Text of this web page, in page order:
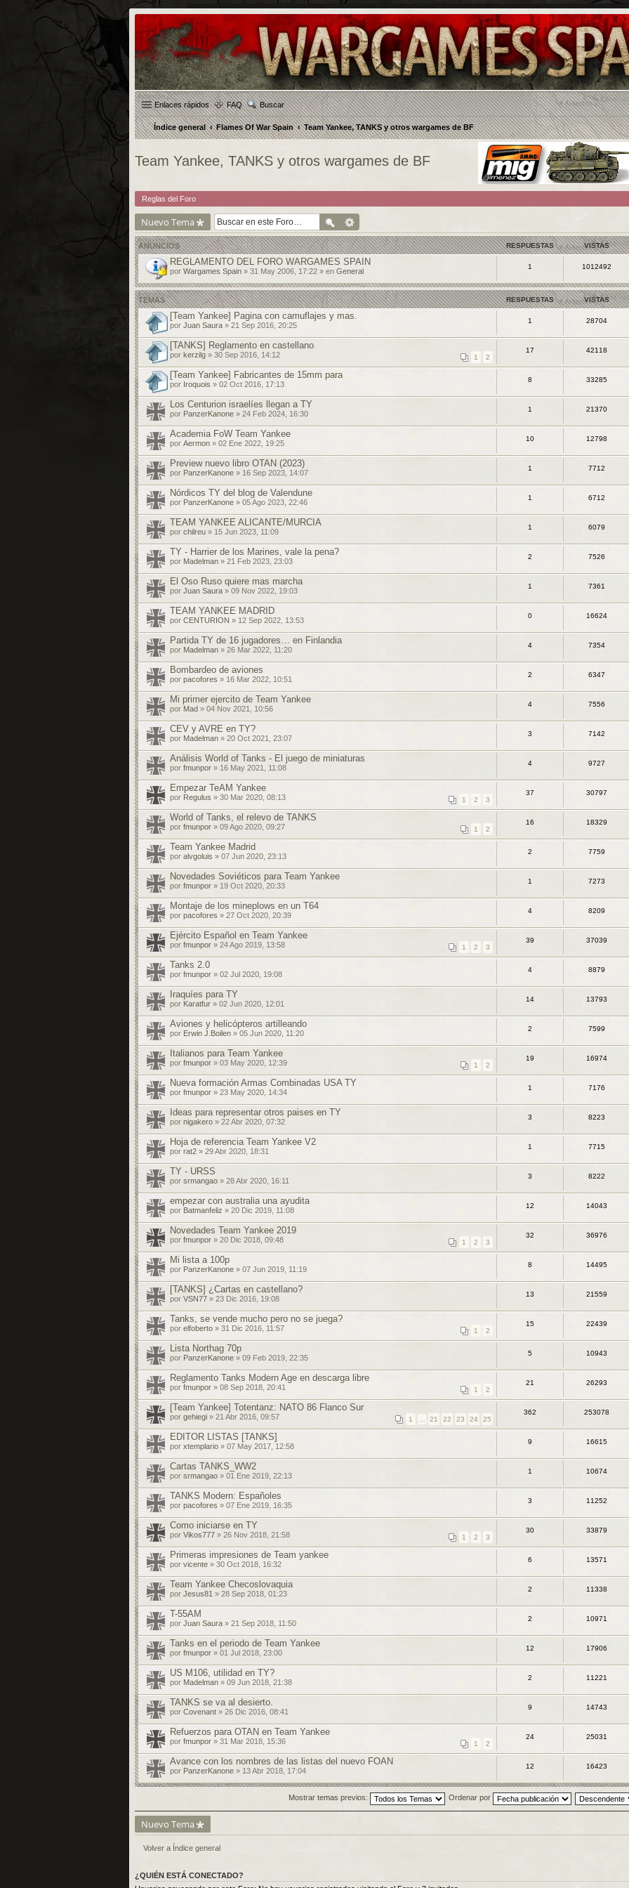
Enlaces rápidos FAQ Buscar
Índice general Flames Of War Spain Team Yankee, TANKS y otros wargames de BF
Team Yankee, TANKS y otros wargames de BF
Reglas del Foro
Nuevo Tema
ANUNCIOS RESPUESTAS VISTAS
REGLAMENTO DEL FORO WARGAMES SPAIN
por Wargames Spain » 31 May 2006, 17:22 » en General
1 1012492
TEMAS RESPUESTAS VISTAS
[Team Yankee] Pagina con camuflajes y mas.
por Juan Saura » 21 Sep 2016, 20:25
1 28704
[TANKS] Reglamento en castellano
1 2
por kerzilg » 30 Sep 2016, 14:12
17 42118
[Team Yankee] Fabricantes de 15mm para
por Iroquois » 02 Oct 2016, 17:13
8 33285
Los Centurion israelíes llegan a TY
por PanzerKanone » 24 Feb 2024, 16:30
1 21370
Academia FoW Team Yankee
por Aermon » 02 Ene 2022, 19:25
10 12798
Preview nuevo libro OTAN (2023)
por PanzerKanone » 16 Sep 2023, 14:07
1 7712
Nórdicos TY del blog de Valendune
por PanzerKanone » 05 Ago 2023, 22:46
1 6712
TEAM YANKEE ALICANTE/MURCIA
por chilreu » 15 Jun 2023, 11:09
1 6079
TY - Harrier de los Marines, vale la pena?
por Madelman » 21 Feb 2023, 23:03
2 7526
El Oso Ruso quiere mas marcha
por Juan Saura » 09 Nov 2022, 19:03
1 7361
TEAM YANKEE MADRID
por CENTURION » 12 Sep 2022, 13:53
0 16624
Partida TY de 16 jugadores… en Finlandia
por Madelman » 26 Mar 2022, 11:20
4 7354
Bombardeo de aviones
por pacofores » 16 Mar 2022, 10:51
2 6347
Mi primer ejercito de Team Yankee
por Mad » 04 Nov 2021, 10:56
4 7556
CEV y AVRE en TY?
por Madelman » 20 Oct 2021, 23:07
3 7142
Análisis World of Tanks - El juego de miniaturas
por fmunpor » 16 May 2021, 11:08
4 9727
Empezar TeAM Yankee
1 2 3
por Regulus » 30 Mar 2020, 08:13
37 30797
World of Tanks, el relevo de TANKS
1 2
por fmunpor » 09 Ago 2020, 09:27
16 18329
Team Yankee Madrid
por alvgoluis » 07 Jun 2020, 23:13
2 7759
Novedades Soviéticos para Team Yankee
por fmunpor » 19 Oct 2020, 20:33
1 7273
Montaje de los mineplows en un T64
por pacofores » 27 Oct 2020, 20:39
4 8209
Ejército Español en Team Yankee
1 2 3
por fmunpor » 24 Ago 2019, 13:58
39 37039
Tanks 2.0
por fmunpor » 02 Jul 2020, 19:08
4 8879
Iraquíes para TY
por Karatfur » 02 Jun 2020, 12:01
14 13793
Aviones y helicópteros artilleando
por Erwin J.Boilen » 05 Jun 2020, 11:20
2 7599
Italianos para Team Yankee
1 2
por fmunpor » 03 May 2020, 12:39
19 16974
Nueva formación Armas Combinadas USA TY
por fmunpor » 23 May 2020, 14:34
1 7176
Ideas para representar otros paises en TY
por nigakero » 22 Abr 2020, 07:32
3 8223
Hoja de referencia Team Yankee V2
por rat2 » 29 Abr 2020, 18:31
1 7715
TY - URSS
por srmangao » 28 Abr 2020, 16:11
3 8222
empezar con australia una ayudita
por Batmanfeliz » 20 Dic 2019, 11:08
12 14043
Novedades Team Yankee 2019
1 2 3
por fmunpor » 20 Dic 2018, 09:48
32 36976
Mi lista a 100p
por PanzerKanone » 07 Jun 2019, 11:19
8 14495
[TANKS] ¿Cartas en castellano?
por VSN77 » 23 Dic 2016, 19:08
13 21559
Tanks, se vende mucho pero no se juega?
1 2
por elfoberto » 31 Dic 2016, 11:57
15 22439
Lista Northag 70p
por PanzerKanone » 09 Feb 2019, 22:35
5 10943
Reglamento Tanks Modern Age en descarga libre
1 2
por fmunpor » 08 Sep 2018, 20:41
21 26293
[Team Yankee] Totentanz: NATO 86 Flanco Sur
1 21 22 23 24 25
por gehiegi » 21 Abr 2016, 09:57
362 253078
EDITOR LISTAS [TANKS]
por xtemplario » 07 May 2017, 12:58
9 16615
Cartas TANKS_WW2
por srmangao » 01 Ene 2019, 22:13
1 10674
TANKS Modern: Españoles
por pacofores » 07 Ene 2019, 16:35
3 11252
Como iniciarse en TY
1 2 3
por Vikos777 » 26 Nov 2018, 21:58
30 33879
Primeras impresiones de Team yankee
por vicente » 30 Oct 2018, 16:32
6 13571
Team Yankee Checoslovaquia
por Jesus81 » 28 Sep 2018, 01:23
2 11338
T-55AM
por Juan Saura » 21 Sep 2018, 11:50
2 10971
Tanks en el periodo de Team Yankee
por fmunpor » 01 Jul 2018, 23:00
12 17906
US M106, utilidad en TY?
por Madelman » 09 Jun 2018, 21:38
2 11221
TANKS se va al desierto.
por Covenant » 26 Dic 2016, 08:41
9 14743
Refuerzos para OTAN en Team Yankee
1 2
por fmunpor » 31 Mar 2018, 15:36
24 25031
Avance con los nombres de las listas del nuevo FOAN
por PanzerKanone » 13 Abr 2018, 17:04
12 16423
Mostrar temas previos: Ordenar por
Nuevo Tema
Volver a Índice general
¿QUIÉN ESTÁ CONECTADO?